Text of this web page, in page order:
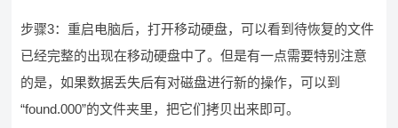
步骤3：重启电脑后，打开移动硬盘，可以看到待恢复的文件
已经完整的出现在移动硬盘中了。但是有一点需要特别注意
的是，如果数据丢失后有对磁盘进行新的操作，可以到
“found.000”的文件夹里，把它们拷贝出来即可。